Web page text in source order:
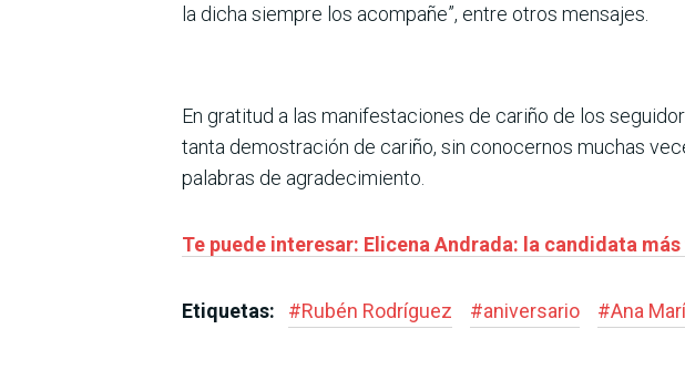
la dicha siempre los acompañe”, entre otros mensajes.
En gratitud a las manifestaciones de cariño de los
tanta demostración de cariño, sin conocernos muchas
palabras de agradecimiento.
Te puede interesar: Elicena Andrada: la candidata
Etiquetas: #Rubén Rodríguez #aniversario #Ana